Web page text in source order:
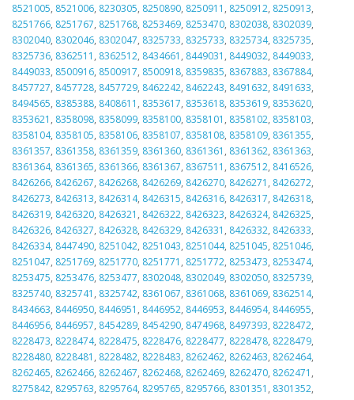
8521005, 8521006, 8230305, 8250890, 8250911 , 8250912, 8250913,
8251766, 8251767, 8251768, 8253469, 8253470, 8302038, 8302039,
8302040, 8302046, 8302047, 8325733, 8325733, 8325734, 8325735,
8325736, 8362511 , 8362512, 8434661 , 8449031 , 8449032, 8449033,
8449033, 8500916, 8500917, 8500918, 8359835, 8367883, 8367884,
8457727, 8457728, 8457729, 8462242, 8462243, 8491632, 8491633,
8494565, 8385388, 8408611 , 8353617, 8353618, 8353619, 8353620,
8353621 , 8358098, 8358099, 8358100, 8358101 , 8358102, 8358103,
8358104, 8358105, 8358106, 8358107, 8358108, 8358109, 8361355,
8361357, 8361358, 8361359, 8361360, 8361361 , 8361362, 8361363,
8361364, 8361365, 8361366, 8361367, 8367511 , 8367512, 8416526,
8426266, 8426267, 8426268, 8426269, 8426270, 8426271 , 8426272,
8426273, 8426313, 8426314, 8426315, 8426316, 8426317, 8426318,
8426319, 8426320, 8426321 , 8426322, 8426323, 8426324, 8426325,
8426326, 8426327, 8426328, 8426329, 8426331 , 8426332, 8426333,
8426334, 8447490, 8251042, 8251043, 8251044, 8251045, 8251046,
8251047, 8251769, 8251770, 8251771 , 8251772, 8253473, 8253474,
8253475, 8253476, 8253477, 8302048, 8302049, 8302050, 8325739,
8325740, 8325741 , 8325742, 8361067, 8361068, 8361069, 8362514,
8434663, 8446950, 8446951 , 8446952, 8446953, 8446954, 8446955,
8446956, 8446957, 8454289, 8454290, 8474968, 8497393, 8228472,
8228473, 8228474, 8228475, 8228476, 8228477, 8228478, 8228479,
8228480, 8228481 , 8228482, 8228483, 8262462, 8262463, 8262464,
8262465, 8262466, 8262467, 8262468, 8262469, 8262470, 8262471 ,
8275842, 8295763, 8295764, 8295765, 8295766, 8301351 , 8301352,